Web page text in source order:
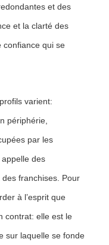
et des
et la clarté des
confiance qui se
varient:
périphérie,
par les
des
franchises. Pour
à l’esprit que
contrat: elle est le
sur laquelle se fonde